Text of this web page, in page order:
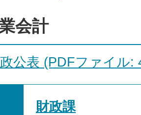
会計
公表 (PDFファイル:
財政課